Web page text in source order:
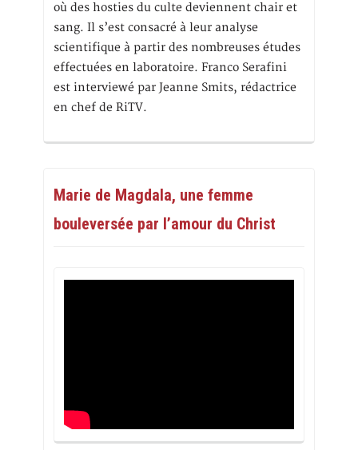
où des hosties du culte deviennent chair et
sang. Il s’est consacré à leur analyse
scientifique à partir des nombreuses études
effectuées en laboratoire. Franco Serafini
est interviewé par Jeanne Smits, rédactrice
en chef de RiTV.
Marie de Magdala, une femme
bouleversée par l’amour du Christ